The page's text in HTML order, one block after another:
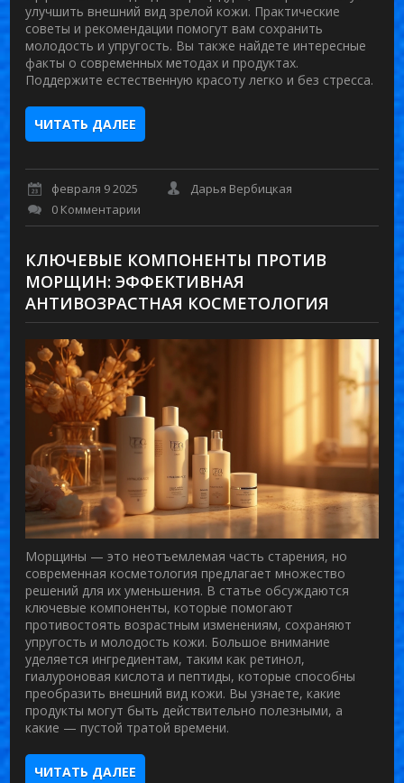
улучшить внешний вид зрелой кожи. Практические
советы и рекомендации помогут вам сохранить
молодость и упругость. Вы также найдете интересные
факты о современных методах и продуктах.
Поддержите естественную красоту легко и без стресса.
ЧИТАТЬ ДАЛЕЕ
февраля 9 2025
Дарья Вербицкая
0 Комментарии
КЛЮЧЕВЫЕ КОМПОНЕНТЫ ПРОТИВ
МОРЩИН: ЭФФЕКТИВНАЯ
АНТИВОЗРАСТНАЯ КОСМЕТОЛОГИЯ
Морщины — это неотъемлемая часть старения, но
современная косметология предлагает множество
решений для их уменьшения. В статье обсуждаются
ключевые компоненты, которые помогают
противостоять возрастным изменениям, сохраняют
упругость и молодость кожи. Большое внимание
уделяется ингредиентам, таким как ретинол,
гиалуроновая кислота и пептиды, которые способны
преобразить внешний вид кожи. Вы узнаете, какие
продукты могут быть действительно полезными, а
какие — пустой тратой времени.
ЧИТАТЬ ДАЛЕЕ